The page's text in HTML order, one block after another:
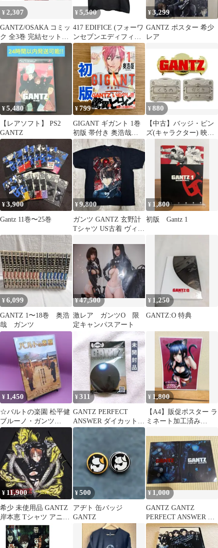
¥ 2,307
GANTZ/OSAKA コミッ
ク 全3巻 完結セット
(愛蔵版コミックス)／
奥 浩哉
¥ 5,500
417 EDIFICE (フォーワ
ンセブンエディフィス)
GANTZプリントTシャ
ツ 25071312100430 ブラ
ック XL
¥3,299
GANTZ ポスター 希少
レア
¥5,480
【レアソフト】 PS2
GANTZ
¥799
GIGANT ギガント 1巻
初版 帯付き 奥浩哉
GANTZ
¥880
【中古】バッジ・ピン
ズ(キャラクター) 映画
ッジ3個セット
¥3,900
Gantz 11巻〜25巻
¥9,800
ガンツ GANTZ 玄野計
Tシャツ US古着 ヴィン
¥ 1,800
初版 Gantz 1
¥6,099
GANTZ 1〜18巻 奥浩
哉 ガンツ
¥47,500
激レア ガンツO 限
定キャンパスアート
¥ 1,250
GANTZ:O 特典
¥ 1,450
☆バルトの楽園 松平健
ブルーノ・ガンツ
DSTD-02637
¥311
GANTZ PERFECT
ANSWER ダイカットメ
モ
¥ 1,800
【A4】販促ポスター ラ
ミネート加工済み
¥ 11,900
希少 未使用品 GANTZ
岸本恵 Tシャツ アニメ
ガンツ アニメT ブラッ
¥500
アヂト 缶バッジ
GANTZ
¥1,000
GANTZ GANTZ
PERFECT ANSWER パ
ンフレット 2冊セット